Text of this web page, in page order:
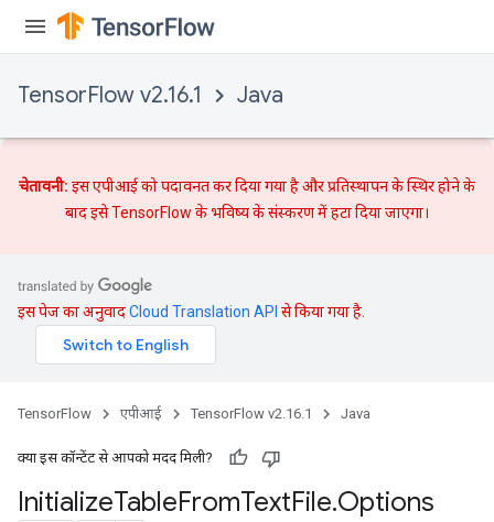
TensorFlow v2.16.1 Java
चेतावनी: इस एपीआई को पदावनत कर दिया गया है औरप्रतिस्थापनके स्थिर होने के
बाद इसे TensorFlow के भविष्य के संस्करण में हटा दिया जाएगा।
इस पेज का अनुवादCloud Translation API से किया गया है.
TensorFlow एपीआई TensorFlow v2.16.1 Java
क्या इस कॉन्टेंट से आपको मदद मिली?
InitializeTableFromTextFile.Options